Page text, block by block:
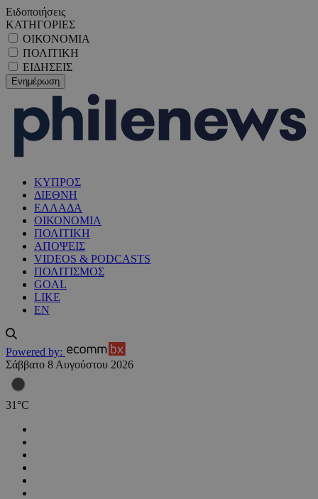
Ειδοποιήσεις
ΚΑΤΗΓΟΡΙΕΣ
ΟΙΚΟΝΟΜΙΑ
ΠΟΛΙΤΙΚΗ
ΕΙΔΗΣΕΙΣ
ΚΥΠΡΟΣ
ΔΙΕΘΝΗ
ΕΛΛΑΔΑ
ΟΙΚΟΝΟΜΙΑ
ΠΟΛΙΤΙΚΗ
ΑΠΟΨΕΙΣ
VIDEOS & PODCASTS
ΠΟΛΙΤΙΣΜΟΣ
GOAL
LIKE
EN
Powered by:
Σάββατο 8 Αυγούστου 2026
31 °C